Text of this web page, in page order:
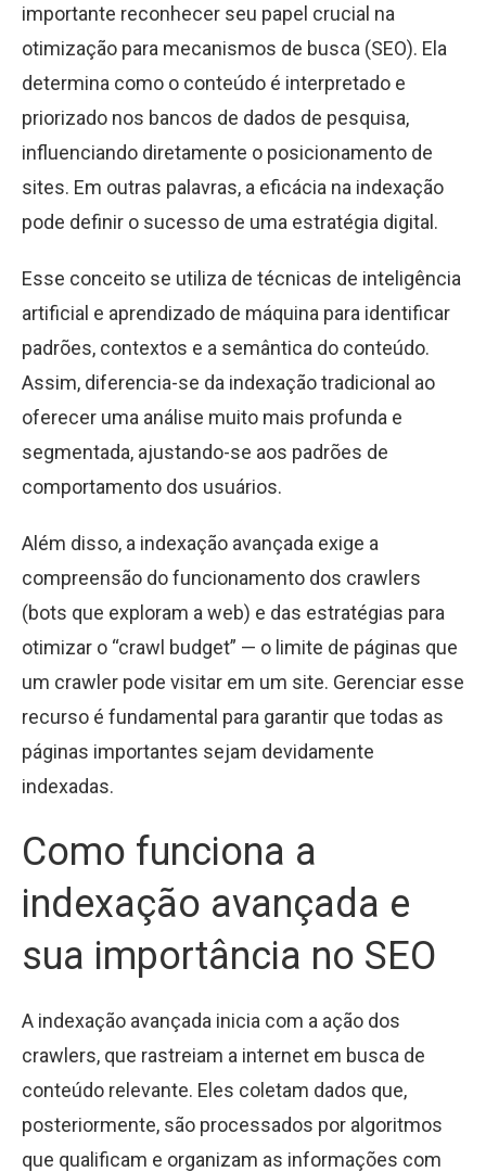
importante reconhecer seu papel crucial na
otimização para mecanismos de busca (SEO). Ela
determina como o conteúdo é interpretado e
priorizado nos bancos de dados de pesquisa,
influenciando diretamente o posicionamento de
sites. Em outras palavras, a eficácia na indexação
pode definir o sucesso de uma estratégia digital.
Esse conceito se utiliza de técnicas de inteligência
artificial e aprendizado de máquina para identificar
padrões, contextos e a semântica do conteúdo.
Assim, diferencia-se da indexação tradicional ao
oferecer uma análise muito mais profunda e
segmentada, ajustando-se aos padrões de
comportamento dos usuários.
Além disso, a indexação avançada exige a
compreensão do funcionamento dos crawlers
(bots que exploram a web) e das estratégias para
otimizar o “crawl budget” — o limite de páginas que
um crawler pode visitar em um site. Gerenciar esse
recurso é fundamental para garantir que todas as
páginas importantes sejam devidamente
indexadas.
Como funciona a
indexação avançada e
sua importância no SEO
A indexação avançada inicia com a ação dos
crawlers, que rastreiam a internet em busca de
conteúdo relevante. Eles coletam dados que,
posteriormente, são processados por algoritmos
que qualificam e organizam as informações com